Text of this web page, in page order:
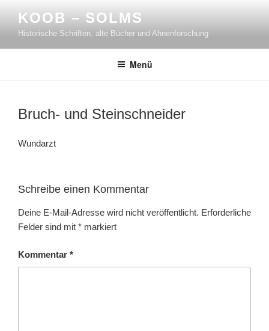
Inhalt
springen
KOOB – SOLMS
Historische Schriften, alte Bücher und Ahnenforschung
Menü
Bruch- und Steinschneider
Wundarzt
Schreibe einen Kommentar
Deine E-Mail-Adresse wird nicht veröffentlicht. Erforderliche
Felder sind mit * markiert
Kommentar *